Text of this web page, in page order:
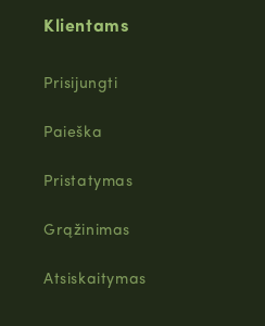
Klientams
Prisijungti
Paieška
Pristatymas
Grąžinimas
Atsiskaitymas